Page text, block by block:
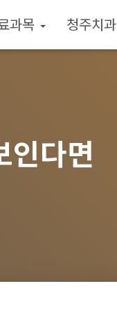
과목 청주치과
인다면